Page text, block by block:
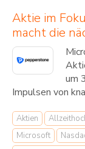
Aktie im
macht die
um
Impulsen von
Aktien
Microsoft